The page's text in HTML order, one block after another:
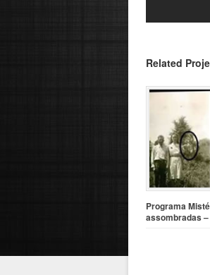
Related
Programa
assombradas